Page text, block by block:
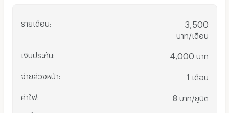
รายเดือน 3,500
บาท/เดือน
เงินประกัน 4,000 บาท
จ่ายล่วงหน้า 1 เดือน
ค่าไฟ: 8 บาท/ยูนิต